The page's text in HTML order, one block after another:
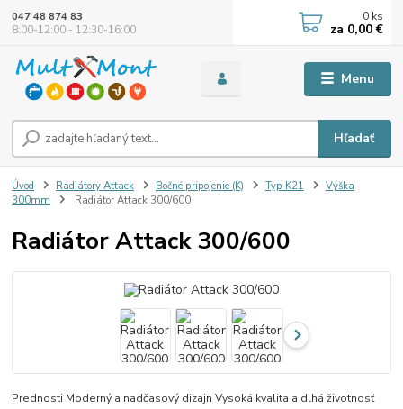
Menu
Hľadať
047 48 874 83
8:00-12:00 - 12:30-16:00
0 ks
za 0,00 €
Úvod Radiátory Attack Bočné pripojenie (K) Typ K21
Výška
300mm
Radiátor Attack 300/600
Radiátor Attack 300/600
Prednosti Moderný a nadčasový dizajn Vysoká kvalita a dlhá životnosť